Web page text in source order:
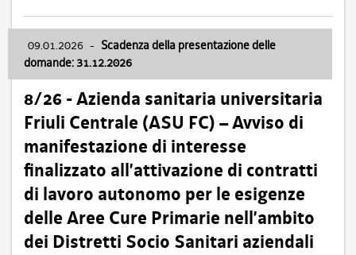
09.01.2026 - Scadenza della presentazione delle
domande: 31.12.2026
8/26 - Azienda sanitaria universitaria
Friuli Centrale (ASU FC) – Avviso di
manifestazione di interesse
finalizzato all’attivazione di contratti
di lavoro autonomo per le esigenze
delle Aree Cure Primarie nell’ambito
dei Distretti Socio Sanitari aziendali